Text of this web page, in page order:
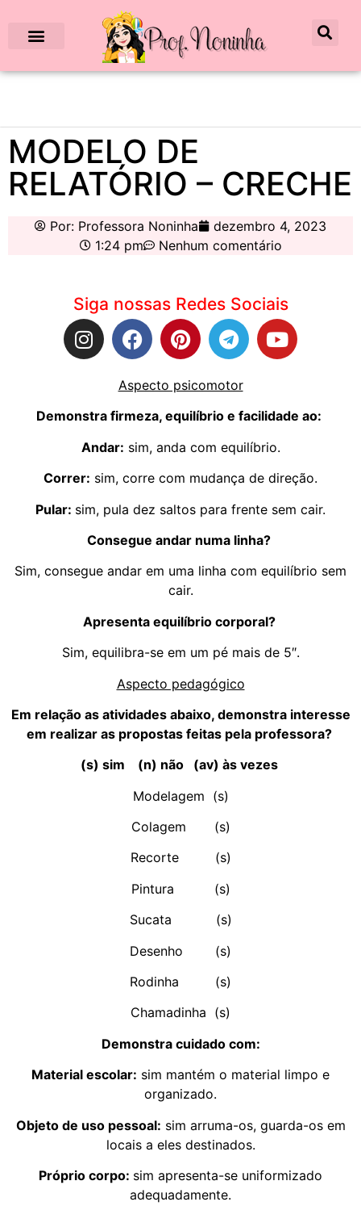
MODELO DE
RELATÓRIO – CRECHE
Por: Professora Noninha
dezembro 4, 2023
1:24 pm
Nenhum comentário
Siga nossas Redes Sociais
Aspecto psicomotor
Demonstra firmeza, equilíbrio e facilidade ao:
Andar: sim, anda com equilíbrio.
Correr: sim, corre com mudança de direção.
Pular: sim, pula dez saltos para frente sem cair.
Consegue andar numa linha?
Sim, consegue andar em uma linha com equilíbrio sem
cair.
Apresenta equilíbrio corporal?
Sim, equilibra-se em um pé mais de 5″.
Aspecto pedagógico
Em relação as atividades abaixo, demonstra interesse
em realizar as propostas feitas pela professora?
(s) sim (n) não (av) às vezes
Modelagem (s)
Colagem (s)
Recorte (s)
Pintura (s)
Sucata (s)
Desenho (s)
Rodinha (s)
Chamadinha (s)
Demonstra cuidado com:
Material escolar: sim mantém o material limpo e
organizado.
Objeto de uso pessoal: sim arruma-os, guarda-os em
locais a eles destinados.
Próprio corpo: sim apresenta-se uniformizado
adequadamente.